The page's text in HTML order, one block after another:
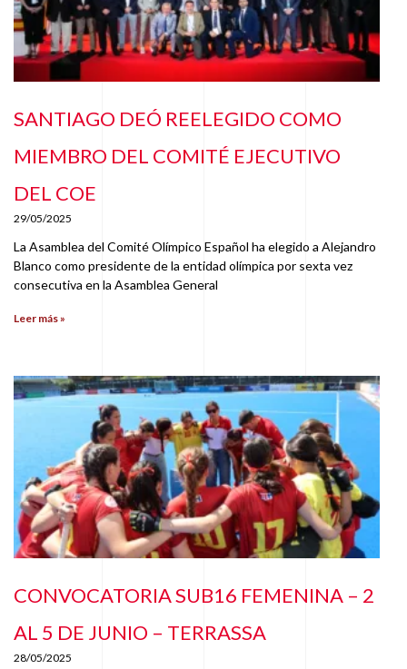
SANTIAGO DEÓ REELEGIDO COMO
MIEMBRO DEL COMITÉ EJECUTIVO
DEL COE
29/05/2025
La Asamblea del Comité Olímpico Español ha elegido a Alejandro
Blanco como presidente de la entidad olímpica por sexta vez
consecutiva en la Asamblea General
Leer más »
CONVOCATORIA SUB16 FEMENINA – 2
AL 5 DE JUNIO – TERRASSA
28/05/2025